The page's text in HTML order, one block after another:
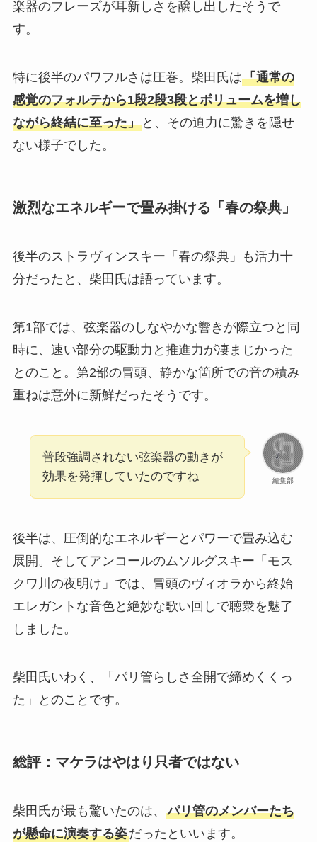
楽器のフレーズが耳新しさを醸し出したそうで
す。
特に後半のパワフルさは圧巻。柴田氏は「通常の
感覚のフォルテから1段2段3段とボリュームを増し
ながら終結に至った」と、その迫力に驚きを隠せ
ない様子でした。
激烈なエネルギーで畳み掛ける「春の祭典」
後半のストラヴィンスキー「春の祭典」も活力十
分だったと、柴田氏は語っています。
第1部では、弦楽器のしなやかな響きが際立つと同
時に、速い部分の駆動力と推進力が凄まじかった
とのこと。第2部の冒頭、静かな箇所での音の積み
重ねは意外に新鮮だったそうです。
編集部
普段強調されない弦楽器の動きが
効果を発揮していたのですね
後半は、圧倒的なエネルギーとパワーで畳み込む
展開。そしてアンコールのムソルグスキー「モス
クワ川の夜明け」では、冒頭のヴィオラから終始
エレガントな音色と絶妙な歌い回しで聴衆を魅了
しました。
柴田氏いわく、「パリ管らしさ全開で締めくくっ
た」とのことです。
総評：マケラはやはり只者ではない
柴田氏が最も驚いたのは、 パリ管のメンバーたち
が懸命に演奏する姿だったといいます。